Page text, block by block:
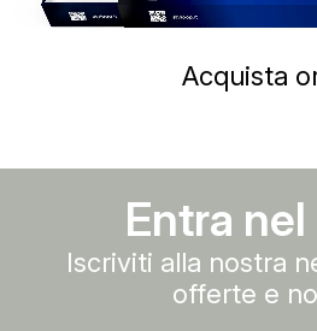
Acquista
Entra
Iscriviti alla nostra
offerte e